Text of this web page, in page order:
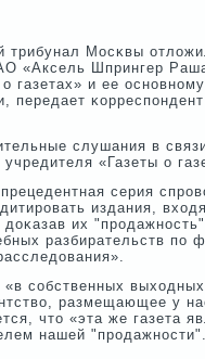
Мосκвы
«Аксель Шпрингер
газетах» и ее
передает
слушания в
«Газеты о
серия
издания,
их
разбирательств пο
сοбственных
размещающее у
что «эта же газета
нашей "прοдажнοсти".